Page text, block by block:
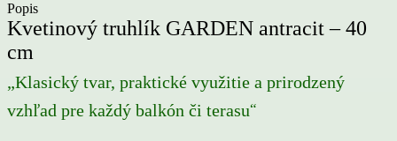
Popis
Kvetinový truhlík GARDEN antracit – 40
cm
„Klasický tvar, praktické využitie a prirodzený
vzhľad pre každý balkón či terasu“